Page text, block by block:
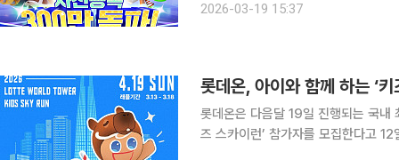
2026-03-19 15:37
롯데온, 아이와 함께 하는 ‘키
롯데온은 다음달 19일 진행되는 국내
즈 스카이런’ 참가자를 모집한다고 12일 밝혔다. 스카이런은 롯데월드